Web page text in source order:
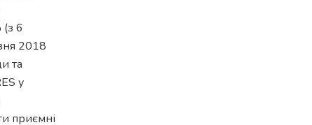
6
2018
та
у
приємні